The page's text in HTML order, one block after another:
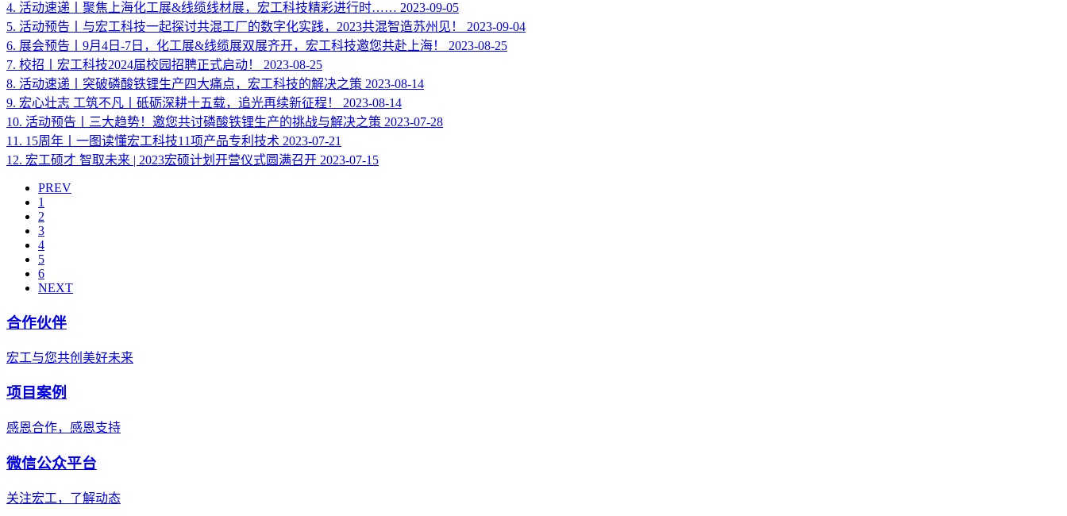
4. 活动速递丨聚焦上海化工展&线缆线材展，宏工科技精彩进行时…… 2023-09-05
5. 活动预告丨与宏工科技一起探讨共混工厂的数字化实践，2023共混智造苏州见！
2023-09-04
6. 展会预告丨9月4日-7日，化工展&线缆展双展齐开，宏工科技邀您共赴上海！
2023-08-25
7. 校招丨宏工科技2024届校园招聘正式启动！
2023-08-25
8. 活动速递丨突破磷酸铁锂生产四大痛点，宏工科技的解决之策 2023-08-14
9. 宏心壮志 工筑不凡丨砥砺深耕十五载，追光再续新征程！
2023-08-14
10. 活动预告丨三大趋势！邀您共讨磷酸铁锂生产的挑战与解决之策 2023-07-28
11. 15周年丨一图读懂宏工科技11项产品专利技术 2023-07-21
12. 宏工硕才 智取未来 | 2023宏硕计划开营仪式圆满召开 2023-07-15
PREV
1
2
3
4
5
6
NEXT
合作伙伴
宏工与您共创美好未来
项目案例
感恩合作，感恩支持
微信公众平台
关注宏工，了解动态